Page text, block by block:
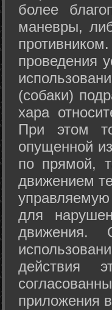
более
маневры,
проведения
(собаки)
хара
При этом
опущенной
по прямой,
движением
управляемую
для
движения.
действия
приложения